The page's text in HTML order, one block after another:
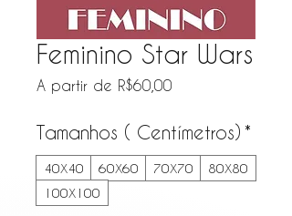
Feminino Star Wars
A partir de R$60,00
Tamanhos ( Centímetros) *
40X40 60X60 70X70
80X80
100X100